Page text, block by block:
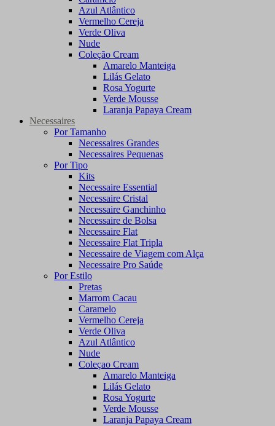
Azul Atlântico
Vermelho Cereja
Verde Oliva
Nude
Coleção Cream
Amarelo Manteiga
Lilás Gelato
Rosa Yogurte
Verde Mousse
Laranja Papaya Cream
Necessaires
Por Tamanho
Necessaires Grandes
Necessaires Pequenas
Por Tipo
Kits
Necessaire Essential
Necessaire Cristal
Necessaire Ganchinho
Necessaire de Bolsa
Necessaire Flat
Necessaire Flat Tripla
Necessaire de Viagem com Alça
Necessaire Pro Saúde
Por Estilo
Pretas
Marrom Cacau
Caramelo
Vermelho Cereja
Verde Oliva
Azul Atlântico
Nude
Coleçao Cream
Amarelo Manteiga
Lilás Gelato
Rosa Yogurte
Verde Mousse
Laranja Papaya Cream